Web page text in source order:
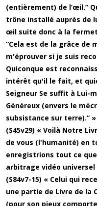
(entièrement) de l’œil.”
trône installé auprès de
œil suite donc à la
“Cela est de la grâce de
m'éprouver si je suis
Quiconque est
intérêt qu'il le fait, et
Seigneur Se suffit à Lui-
Généreux (envers le
subsistance sur terre).” »
(S45v29) « Voilà Notre
de vous (l'humanité) en
enregistrions tout ce
arbitrage vidéo
(S84v7-15) « Celui qui
une partie de Livre de la
(pour son pieux